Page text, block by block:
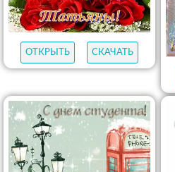
ОТКРЫТЬ СКАЧАТЬ